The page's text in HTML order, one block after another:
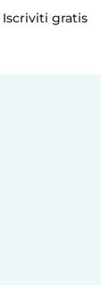
Iscriviti gratis